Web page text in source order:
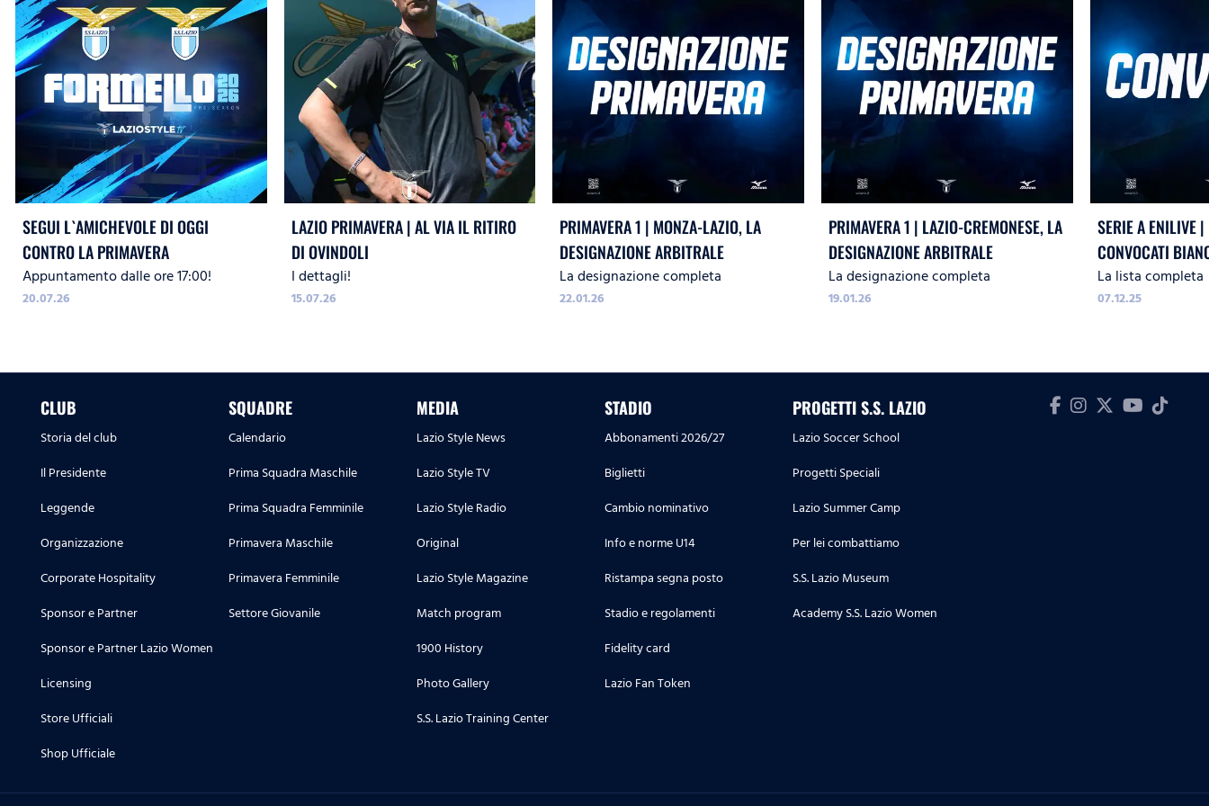
SEGUI L`AMICHEVOLE DI OGGI
CONTRO LA PRIMAVERA
Appuntamento dalle ore 17:00!
20.07.26
LAZIO PRIMAVERA | AL VIA IL RITIRO
DI OVINDOLI
I dettagli!
15.07.26
PRIMAVERA 1 | MONZA-LAZIO, LA
DESIGNAZIONE ARBITRALE
La designazione completa
22.01.26
PRIMAVERA 1 | LAZIO-CREMONESE, LA
DESIGNAZIONE ARBITRALE
La designazione completa
19.01.26
SERIE A ENILIVE
CONVOCATI
La lista completa
07.12.25
CLUB
Storia del club
Il Presidente
Leggende
Organizzazione
Corporate Hospitality
Sponsor e Partner
Sponsor e Partner Lazio Women
Licensing
Store Ufficiali
Shop Ufficiale
SQUADRE
Calendario
Prima Squadra Maschile
Prima Squadra Femminile
Primavera Maschile
Primavera Femminile
Settore Giovanile
MEDIA
Lazio Style News
Lazio Style TV
Lazio Style Radio
Original
Lazio Style Magazine
Match program
1900 History
Photo Gallery
S.S. Lazio Training Center
STADIO
Abbonamenti 2026/27
Biglietti
Cambio nominativo
Info e norme U14
Ristampa segna posto
Stadio e regolamenti
Fidelity card
Lazio Fan Token
PROGETTI S.S. LAZIO
Lazio Soccer School
Progetti Speciali
Lazio Summer Camp
Per lei combattiamo
S.S. Lazio Museum
Academy S.S. Lazio Women